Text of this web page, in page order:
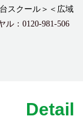
スクール＞＜広域
ル：0120-981-506
Detail